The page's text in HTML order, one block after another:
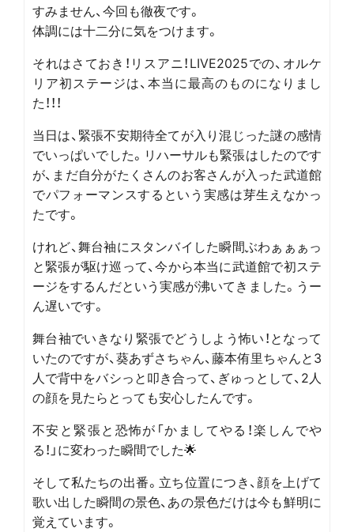
すみません、今回も徹夜です。
体調には十二分に気をつけます。
それはさておき！リスアニ！LIVE2025での、オルケ
リア初ステージは、本当に最高のものになりまし
た！！！
当日は、緊張不安期待全てが入り混じった謎の感情
でいっぱいでした。リハーサルも緊張はしたのです
が、まだ自分がたくさんのお客さんが入った武道館
でパフォーマンスするという実感は芽生えなかっ
たです。
けれど、舞台袖にスタンバイした瞬間ぶわぁぁぁっ
と緊張が駆け巡って、今から本当に武道館で初ステ
ージをするんだという実感が沸いてきました。うー
ん遅いです。
舞台袖でいきなり緊張でどうしよう怖い！となって
いたのですが、葵あずさちゃん、藤本侑里ちゃんと3
人で背中をバシっと叩き合って、ぎゅっとして、2人
の顔を見たらとっても安心したんです。
不安と緊張と恐怖が「かましてやる！楽しんでや
る！」に変わった瞬間でした🌟
そして私たちの出番。立ち位置につき、顔を上げて
歌い出した瞬間の景色、あの景色だけは今も鮮明に
覚えています。